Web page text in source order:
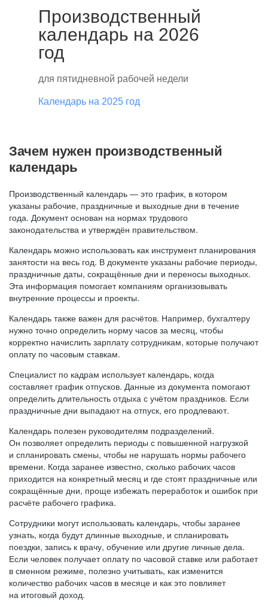
Производственный
календарь на 2026
год
для пятидневной рабочей недели
Календарь на 2025 год
Зачем нужен производственный
календарь
Производственный календарь — это график, в котором
указаны рабочие, праздничные и выходные дни в течение
года. Документ основан на нормах трудового
законодательства и утверждён правительством.
Календарь можно использовать как инструмент планирования
занятости на весь год. В документе указаны рабочие периоды,
праздничные даты, сокращённые дни и переносы выходных.
Эта информация помогает компаниям организовывать
внутренние процессы и проекты.
Календарь также важен для расчётов. Например, бухгалтеру
нужно точно определить норму часов за месяц, чтобы
корректно начислить зарплату сотрудникам, которые получают
оплату по часовым ставкам.
Специалист по кадрам использует календарь, когда
составляет график отпусков. Данные из документа помогают
определить длительность отдыха с учётом праздников. Если
праздничные дни выпадают на отпуск, его продлевают.
Календарь полезен руководителям подразделений.
Он позволяет определить периоды с повышенной нагрузкой
и спланировать смены, чтобы не нарушать нормы рабочего
времени. Когда заранее известно, сколько рабочих часов
приходится на конкретный месяц и где стоят праздничные или
сокращённые дни, проще избежать переработок и ошибок при
расчёте рабочего графика.
Сотрудники могут использовать календарь, чтобы заранее
узнать, когда будут длинные выходные, и спланировать
поездки, запись к врачу, обучение или другие личные дела.
Если человек получает оплату по часовой ставке или работает
в сменном режиме, полезно учитывать, как изменится
количество рабочих часов в месяце и как это повлияет
на итоговый доход.